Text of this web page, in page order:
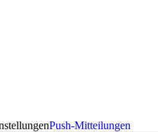
Push-Mitteilungen